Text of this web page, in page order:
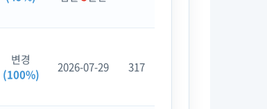
변경
(100%)
2026-07-29 317